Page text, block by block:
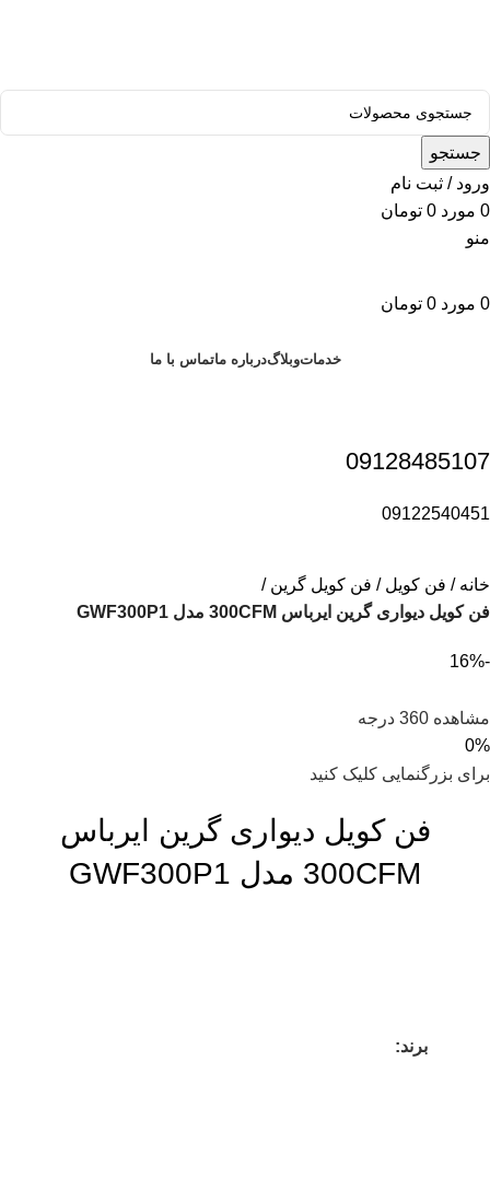
جستجو
ورود / ثبت نام
0 مورد 0 تومان
منو
0 مورد 0 تومان
خدماتوبلاگدرباره ماتماس با ما
09128485107
09122540451
خانه فن کویل
فن کویل گرین
فن کویل دیواری گرین ایرباس 300CFM مدل GWF300P1
-16%
مشاهده 360 درجه
0%
برای بزرگنمایی کلیک کنید
فن کویل دیواری گرین ایرباس
300CFM مدل GWF300P1
برند: